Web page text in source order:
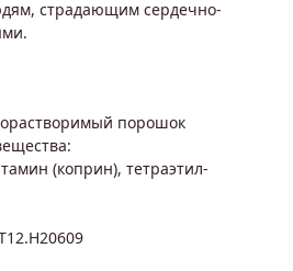
страдающим сердечно-
порошок
(коприн), тетраэтил-